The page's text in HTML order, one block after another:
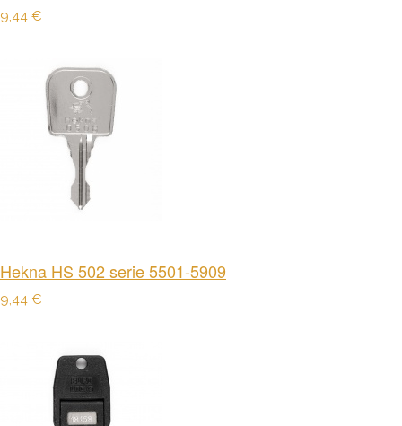
9,44 €
Hekna HS 502 serie 5501-5909
9,44 €